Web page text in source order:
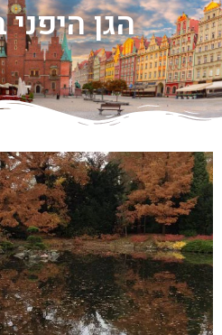
הגן היפני